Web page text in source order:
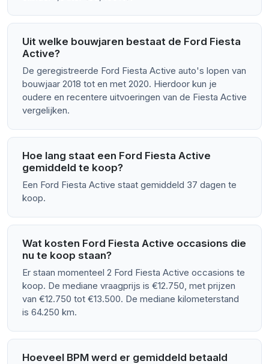
Uit welke bouwjaren bestaat de Ford Fiesta
Active?
De geregistreerde Ford Fiesta Active auto's lopen van
bouwjaar 2018 tot en met 2020. Hierdoor kun je
oudere en recentere uitvoeringen van de Fiesta Active
vergelijken.
Hoe lang staat een Ford Fiesta Active
gemiddeld te koop?
Een Ford Fiesta Active staat gemiddeld 37 dagen te
koop.
Wat kosten Ford Fiesta Active occasions die
nu te koop staan?
Er staan momenteel 2 Ford Fiesta Active occasions te
koop. De mediane vraagprijs is €12.750, met prijzen
van €12.750 tot €13.500. De mediane kilometerstand
is 64.250 km.
Hoeveel BPM werd er gemiddeld betaald